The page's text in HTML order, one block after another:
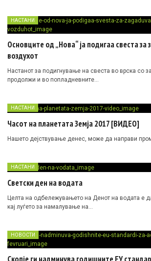
НАСТАНИ
Основците од „Нова“ ја подигаа свеста
воздухот
Настанот за подигнување на свеста во врска со
продолжи и во попладневните…
НАСТАНИ
Часот на планетата Земја 2017 [ВИДЕО]
Нашето дејствување денес, може да направи
НАСТАНИ
Светски ден на водата
Целта на одбележувањето на Денот на водата е
кај луѓето за намалување на…
НОВОСТИ